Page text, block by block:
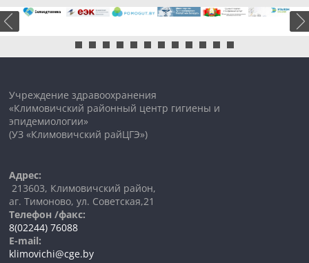
Учреждение здравоохранения
«Климовичский районный центр гигиены и
эпидемиологии»
(УЗ «Климовичский райЦГЭ»)
Адрес:
213603, Климовичский район,
аг. Тимоново, ул. Советская,21
Телефон /факс:
8(02244) 76088
E-mail:
klimovichi@cge.by